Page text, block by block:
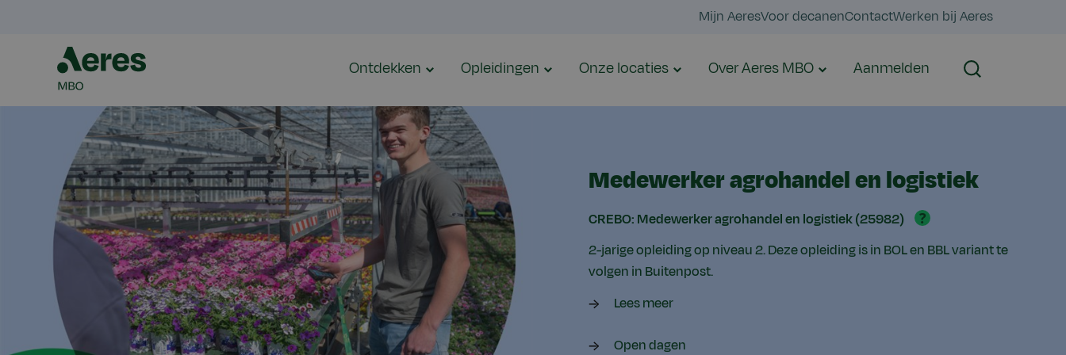
Mijn AeresVoor decanenContactWerken bij Aeres
Ontdekken Opleidingen Onze locaties Over Aeres MBO Aanmelden Zoeken
Medewerker agrohandel en logistiek
CREBO: Medewerker agrohandel en logistiek (25982)
?
2-jarige opleiding op niveau 2. Deze opleiding is in BOL en BBL variant te
volgen in Buitenpost.
Lees meer
Open dagen